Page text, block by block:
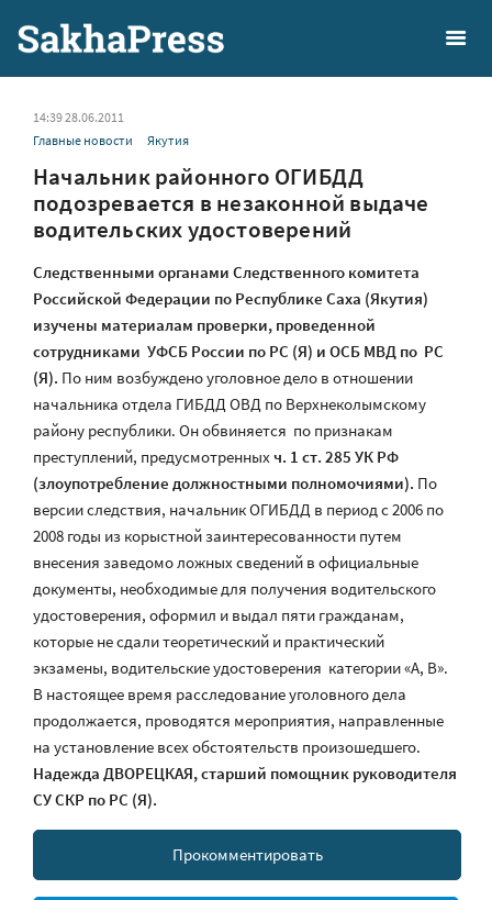
14:39 28.06.2011
Главные новости
Якутия
Начальник районного ОГИБДД
подозревается в незаконной выдаче
водительских удостоверений
Следственными органами Следственного комитета
Российской Федерации по Республике Саха (Якутия)
изучены материалам проверки, проведенной
сотрудниками УФСБ России по РС (Я) и ОСБ МВД по РС
(Я). По ним возбуждено уголовное дело в отношении
начальника отдела ГИБДД ОВД по Верхнеколымскому
району республики. Он обвиняется по признакам
преступлений, предусмотренныхч. 1 ст. 285 УК РФ
(злоупотребление должностными полномочиями). По
версии следствия, начальник ОГИБДД в период с 2006 по
2008 годы из корыстной заинтересованности путем
внесения заведомо ложных сведений в официальные
документы, необходимые для получения водительского
удостоверения, оформил и выдал пяти гражданам,
которые не сдали теоретический и практический
экзамены, водительские удостоверения категории «А, В».
В настоящее время расследование уголовного дела
продолжается, проводятся мероприятия, направленные
на установление всех обстоятельств произошедшего.
Надежда ДВОРЕЦКАЯ,старший помощник руководителя
СУ СКР по РС (Я).
Прокомментировать